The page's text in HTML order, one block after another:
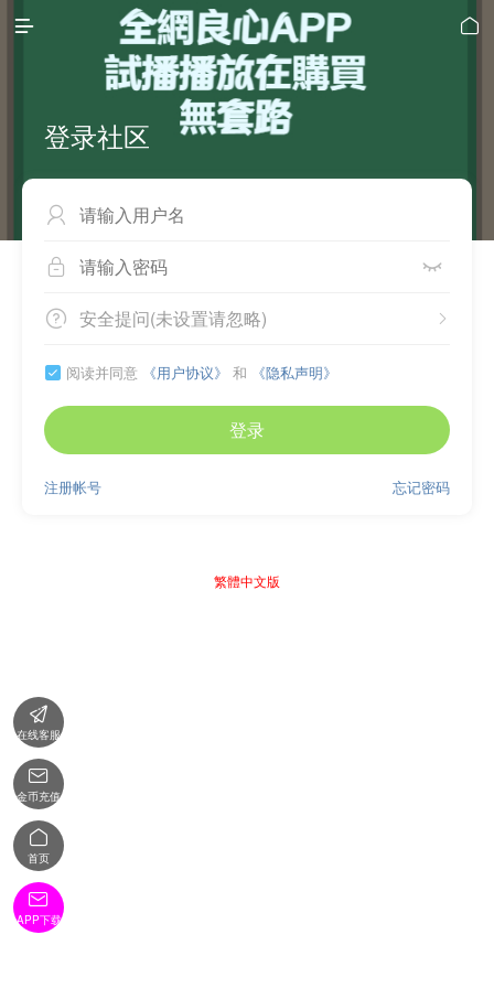
 
登录社区

 
 
安全提问(未设置请忽略)
 阅读并同意 《用户协议》 和 《隐私声明》
登录
忘记密码
注册帐号
繁體中文版

在线客服

金币充值

首页

APP下载